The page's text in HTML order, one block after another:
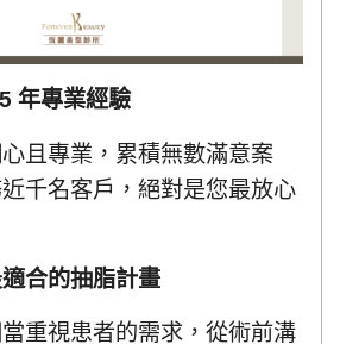
年專業經驗
且專業，累積無數滿意案
千名客戶，絕對是您最放心
合的抽脂計畫
重視患者的需求，從術前溝